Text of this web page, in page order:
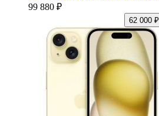
99 880 ₽
62 000 ₽